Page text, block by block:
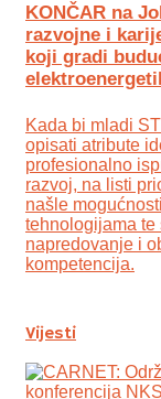
KONČAR na
razvojne i
koji gradi
Kada bi mladi
opisati atribute
profesionalno
razvoj, na listi
našle
tehnologijama te
napredovanje i
kompetencija.
Vijesti